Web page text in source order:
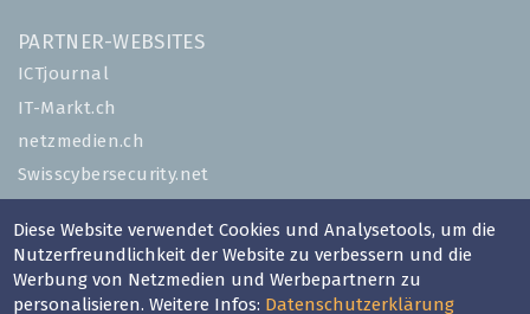
PARTNER-WEBSITES
ICTjournal
IT-Markt.ch
netzmedien.ch
Swisscybersecurity.net
© NETZMEDIEN AG 2026
Impressum
Diese Website verwendet Cookies und Analysetools, um die
Nutzerfreundlichkeit der Website zu verbessern und die
Werbung von Netzmedien und Werbepartnern zu
personalisieren. Weitere Infos: Datenschutzerklärung